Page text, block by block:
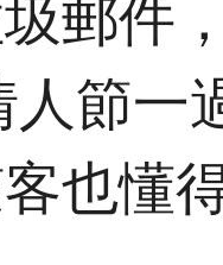
郵件
人節一
也懂